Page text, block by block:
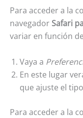
Para acceder a la
navegador Safari
variar en función
Vaya a
En este lugar
que ajuste el
Para acceder a la